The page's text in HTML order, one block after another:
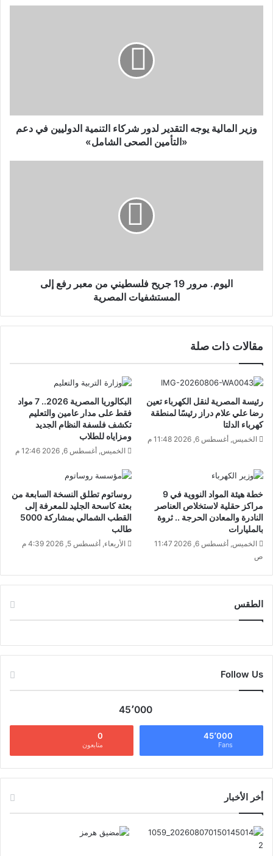
وزير المالية يوجه التقدير لدور شركاء التنمية الدوليين في دعم
«التأمين الصحى الشامل»
اليوم. مرور 19 جريح فلسطيني من معبر رفع إلى
المستشفيات المصرية
مقالات ذات صلة
رئيسة المصرية لنقل الكهرباء تعين
رضا علي علام دراز رئيسًا لمنطقة
كهرباء الدلتا
الخميس, أغسطس 6, 2026 11:48 م
البكالوريا المصرية 2026.. 7 مواد
فقط على مدار عامين والتعليم
تكشف فلسفة النظام الجديد
ومزاياه للطلاب
الخميس, أغسطس 6, 2026 12:46 م
خطة هيئة المواد النووية في 9
مراكز حقلية لاستخلاص العناصر
النادرة والمعادن الحرجة .. ثروة
بالمليارات
الخميس, أغسطس 6, 2026 11:47
ص
روساتوم تطلق النسخة السابعة من
بعثة كاسحة الجليد للمعرفة إلى
القطب الشمالي بمشاركة 5000
طالب
الأربعاء, أغسطس 5, 2026 4:39 م
الطقس
Follow Us
45٬000
45٬000
Fans
0
متابعون
أخر الأخبار